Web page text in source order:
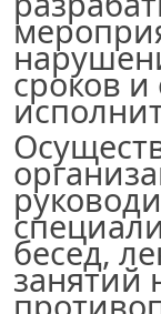
сроков и
бесед,
занятий